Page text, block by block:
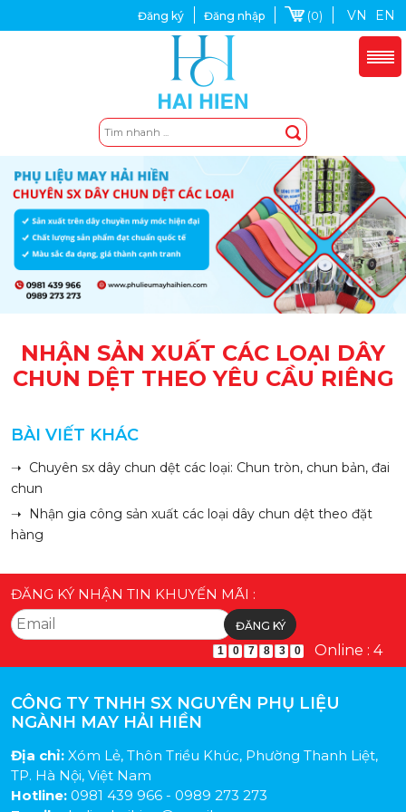
Đăng ký Đăng nhập (0) VN EN
NHẬN SẢN XUẤT CÁC LOẠI DÂY
CHUN DỆT THEO YÊU CẦU RIÊNG
BÀI VIẾT KHÁC
➝ Chuyên sx dây chun dệt các loại: Chun tròn, chun bản, đai
chun
➝ Nhận gia công sản xuất các loại dây chun dệt theo đặt
hàng
ĐĂNG KÝ NHẬN TIN KHUYẾN MÃI :
1 0 7 8 3 0 Online : 4
CÔNG TY TNHH SX NGUYÊN PHỤ LIỆU
NGÀNH MAY HẢI HIỀN
Địa chỉ: Xóm Lẻ, Thôn Triều Khúc, Phường Thanh Liệt,
TP. Hà Nội, Việt Nam
Hotline: 0981 439 966 - 0989 273 273